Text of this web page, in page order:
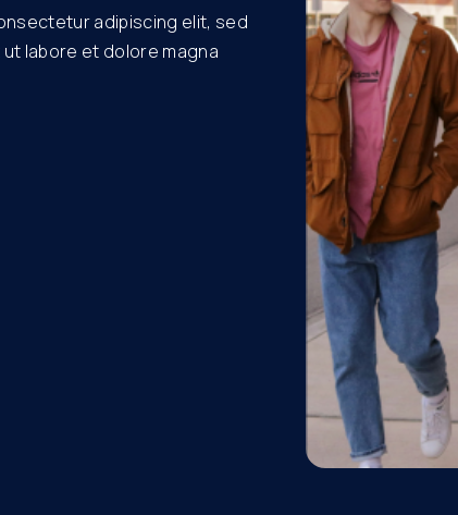
adipiscing elit, sed
labore et dolore magna